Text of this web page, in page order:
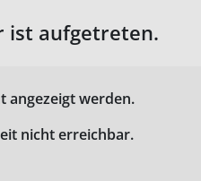
ist aufgetreten.
angezeigt werden.
nicht erreichbar.